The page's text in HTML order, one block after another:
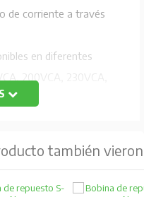
de corriente a través
en diferentes
200VCA, 230VCA,
en una amplia variedad
también vieron